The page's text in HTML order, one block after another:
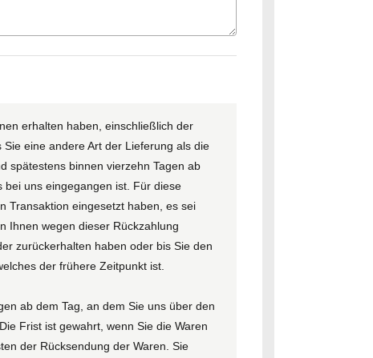
erhalten haben, einschließlich der
eine andere Art der Lieferung als die
spätestens binnen vierzehn Tagen ab
bei uns eingegangen ist. Für diese
Transaktion eingesetzt haben, es sei
Ihnen wegen dieser Rückzahlung
zurückerhalten haben oder bis Sie den
der frühere Zeitpunkt ist.
ab dem Tag, an dem Sie uns über den
Frist ist gewahrt, wenn Sie die Waren
der Rücksendung der Waren. Sie